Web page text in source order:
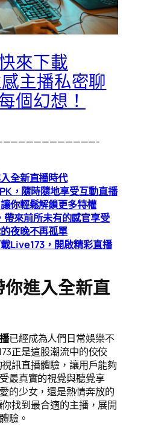
來下載
主播私密聊
個幻想！
全新直播時代
，隨時隨地享受互動直播
你輕鬆解鎖更多特權
帶來前所未有的感官享受
夜晚不再孤單
Live173，開啟精彩直播
你進入全新直
已經成為人們日常娛樂不
正是這股潮流中的佼佼
訊直播體驗，讓用戶能夠
最真實的視覺與聽覺享
的少女，還是熱情奔放的
找到最合適的主播，展開
驗。